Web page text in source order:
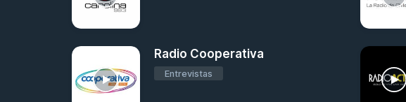
Radio Cooperativa
Entrevistas